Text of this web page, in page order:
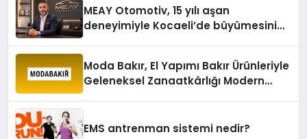
MEAY Otomotiv, 15 yılı aşan
deneyimiyle Kocaeli’de büyümesini
Moda Bakır, El Yapımı Bakır Ürünleriyle
Geleneksel Zanaatkârlığı Modern
EMS antrenman sistemi nedir?